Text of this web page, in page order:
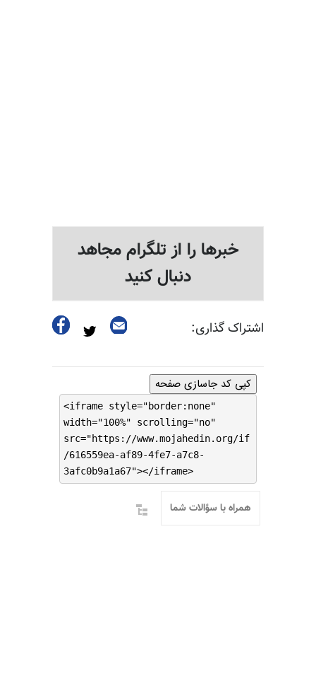
خبرها را از تلگرام مجاهد
دنبال کنید
اشتراک گذاری:
کپی کد جاسازی صفحه
<iframe style="border:none"
width="100%" scrolling="no"
src="https://www.mojahedin.org/if
/616559ea-af89-4fe7-a7c8-
3afc0b9a1a67"></iframe>
همراه با سؤالات شما